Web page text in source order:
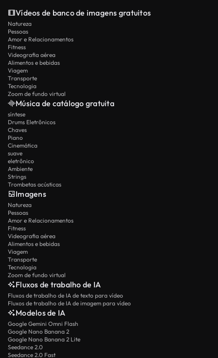
Vídeos de banco de imagens gratuitos
Natureza
Pessoas
Amor e Relacionamentos
Fitness
Videografia aérea
Alimentos e bebidas
Viagem
Transporte
Tecnologia
Zoom de fundo virtual
Música de catálogo gratuita
síntese
Drums Eletrônicos
Chaves
Piano
Cinemática
suave
eletrônico
Ambiente
Strings
Trombetas acústicas
Imagens
Natureza
Pessoas
Amor e Relacionamentos
Fitness
Videografia aérea
Alimentos e bebidas
Viagem
Transporte
Tecnologia
Zoom de fundo virtual
Fluxos de trabalho de IA
Fluxos de trabalho de IA de texto para vídeo
Fluxos de trabalho de IA de imagem para vídeo
Modelos de IA
Google Gemini Omni Flash
Google Nano Banana 2
Google Nano Banana 2 Lite
Seedance 2.0
Seedance 2.0 Fast